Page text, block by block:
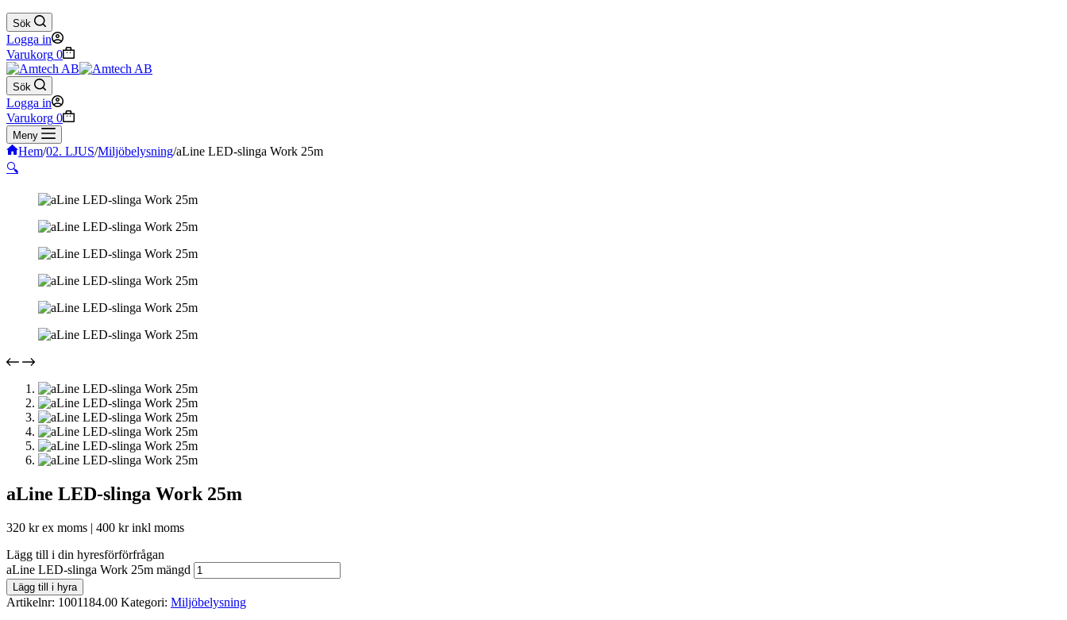
Sök
Logga in
Varukorg 0
Sök
Logga in
Varukorg 0
Meny
Hem/02. LJUS/Miljöbelysning/aLine LED-slinga Work 25m
🔍
aLine LED-slinga Work 25m
320 krex moms | 400 krinkl moms
Lägg till i din hyresförförfrågan
aLine LED-slinga Work 25m mängd
Lägg till i hyra
Artikelnr: 1001184.00 Kategori: Miljöbelysning